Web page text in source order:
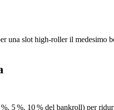
una slot high‑roller il medesimo
5 %, 10 % del bankroll) per